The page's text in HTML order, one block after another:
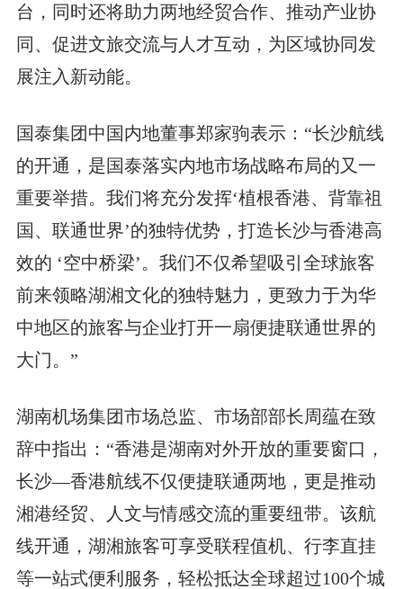
台，同时还将助力两地经贸合作、推动产业协
同、促进文旅交流与人才互动，为区域协同发
展注入新动能。
国泰集团中国内地董事郑家驹表示：“长沙航线
的开通，是国泰落实内地市场战略布局的又一
重要举措。我们将充分发挥‘植根香港、背靠祖
国、联通世界’的独特优势，打造长沙与香港高
效的 ‘空中桥梁’。我们不仅希望吸引全球旅客
前来领略湖湘文化的独特魅力，更致力于为华
中地区的旅客与企业打开一扇便捷联通世界的
大门。”
湖南机场集团市场总监、市场部部长周蕴在致
辞中指出：“香港是湖南对外开放的重要窗口，
长沙—香港航线不仅便捷联通两地，更是推动
湘港经贸、人文与情感交流的重要纽带。该航
线开通，湖湘旅客可享受联程值机、行李直挂
等一站式便利服务，轻松抵达全球超过100个城